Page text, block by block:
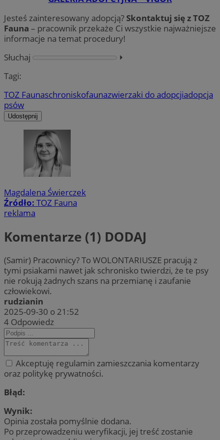
Jesteś zainteresowany adopcją? Skontaktuj się z TOZ
Fauna – pracownik przekaże Ci wszystkie najważniejsze
informacje na temat procedury!
Słuchaj
⏵︎
Tagi:
TOZ Faunaschroniskofaunazwierzaki do adopcjiadopcja
psów
Udostępnij
Magdalena Świerczek
Źródło: TOZ Fauna
reklama
Komentarze (1) DODAJ
(Samir) Pracownicy? To WOLONTARIUSZE pracują z
tymi psiakami nawet jak schronisko twierdzi, że te psy
nie rokują żadnych szans na przemianę i zaufanie
człowiekowi.
rudzianin
2025-09-30 o 21:52
4 Odpowiedz
Akceptuję regulamin zamieszczania komentarzy
oraz politykę prywatności.
Błąd:
Wynik:
Opinia została pomyślnie dodana.
Po przeprowadzeniu weryfikacji, jej treść zostanie